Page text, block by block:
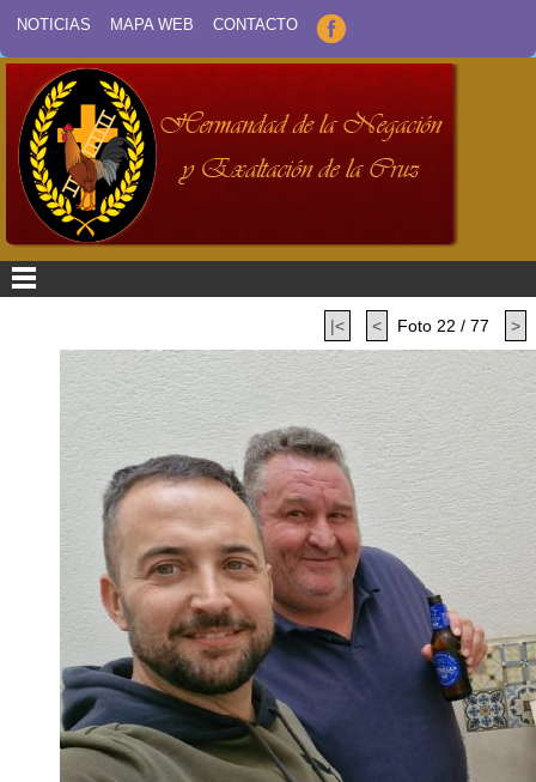
NOTICIAS MAPA WEB CONTACTO
|< < Foto 22 / 77 >